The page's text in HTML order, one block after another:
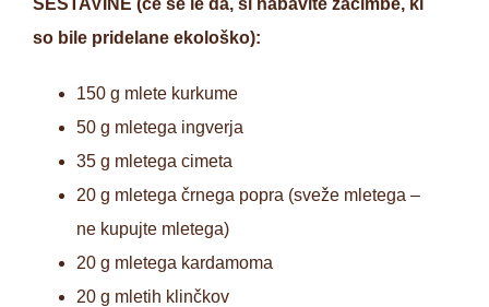
SESTAVINE (če se le da, si nabavite začimbe, ki
so bile pridelane ekološko):
150 g mlete kurkume
50 g mletega ingverja
35 g mletega cimeta
20 g mletega črnega popra (sveže mletega –
ne kupujte mletega)
20 g mletega kardamoma
20 g mletih klinčkov